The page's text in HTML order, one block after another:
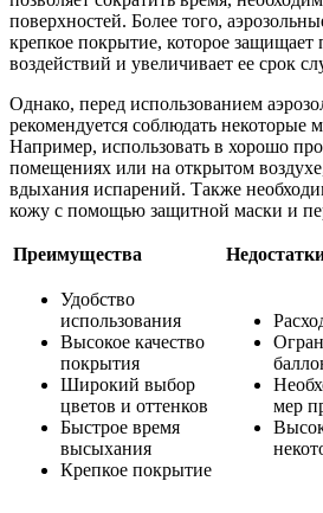
поверхностей. Более того,
крепкое покрытие, которое
воздействий и увеличивает ее срок
Однако, перед использованием
рекомендуется соблюдать некоторые
Например, использовать в хорошо
помещениях или на открытом
вдыхания испарений. Также
кожу с помощью защитной маски и
Преимущества
Удобство
использования
Высокое качество
покрытия
Широкий выбор
цветов и оттенков
Быстрое время
высыхания
Крепкое покрытие
мер